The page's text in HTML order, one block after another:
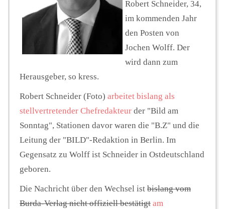
Seminare
Unterstützen
Robert Schneider, 34,
im kommenden Jahr
den Posten von
Jochen Wolff. Der
wird dann zum
Herausgeber, so kress.
Robert Schneider (Foto) arbeitet bislang als
stellvertretender Chefredakteur der "Bild am
Sonntag", Stationen davor waren die "B.Z" und die
Leitung der "BILD"-Redaktion in Berlin. Im
Gegensatz zu Wolff ist Schneider in Ostdeutschland
geboren.
Die Nachricht über den Wechsel ist bislang vom
Burda-Verlag nicht offiziell bestätigt am